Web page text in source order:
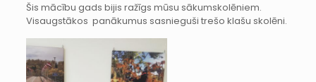
Šis mācību gads bijis ražīgs mūsu sākumskolēniem.
Visaugstākos panākumus sasnieguši trešo klašu skolēni.